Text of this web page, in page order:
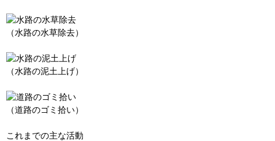
（水路の水草除去）
（水路の泥土上げ）
（道路のゴミ拾い）
これまでの主な活動